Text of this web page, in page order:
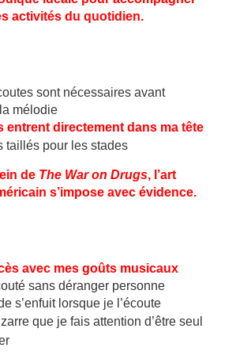
activités du quotidien.
sont nécessaires avant
mélodie
entrent directement dans ma tête
taillés pour les stades
de The War on Drugs, l’art
s’impose avec évidence.
avec mes goûts musicaux
sans déranger personne
s’enfuit lorsque je l’écoute
que je fais attention d’être seul